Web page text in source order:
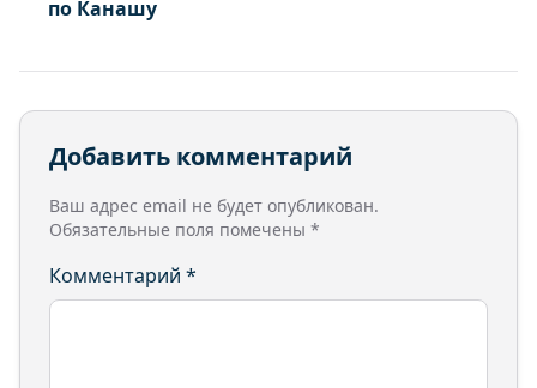
по Канашу
Добавить комментарий
Ваш адрес email не будет опубликован.
Обязательные поля помечены *
Комментарий *